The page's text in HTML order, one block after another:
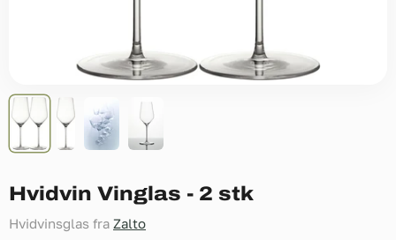
Hvidvin Vinglas - 2 stk
Hvidvinsglas fra Zalto